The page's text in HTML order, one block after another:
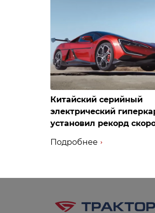
Китайский серийный
электрический
установил рекорд
Подробнее